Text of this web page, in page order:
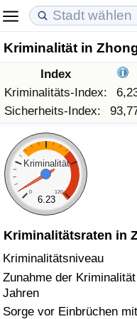
Kriminalität in
Index
Kriminalitäts-Index:
Sicherheits-Index:
Kriminalität
0 120
6.23
Kriminalitätsraten in
Kriminalitätsniveau
Zunahme der
Jahren
Sorge vor Einbrüchen
Lebenshaltungskosten
Lebenshaltungskosten-
in Akaba
Immobilienpreise
Immobilienpreis-Index
Immobilienpreis-Index
Immobilienpreis-Index
Lebensqualität
Lebensqualität-Index
Lebensqualität-Index
Lebensqualitätsindex
Kriminalität
Kriminalitäts-Index
Kriminalitäts-Index
Kriminalitätsindex